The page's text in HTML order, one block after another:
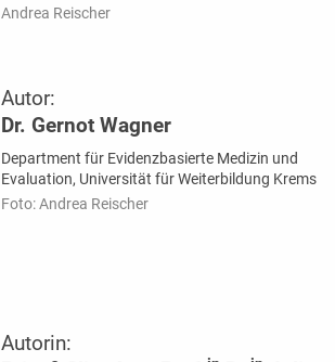
Andrea Reischer
Autor:
Dr. Gernot Wagner
Department für Evidenzbasierte Medizin und
Evaluation, Universität für Weiterbildung Krems
Foto: Andrea Reischer
Autorin: